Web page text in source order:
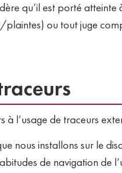
qu’il est porté
) ou tout juge
à l’usage de traceurs
nous installons sur le
de navigation de